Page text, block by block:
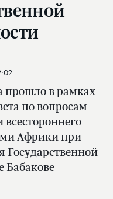
прошло в рамках
по вопросам
Африки при
Государственной
Бабакове